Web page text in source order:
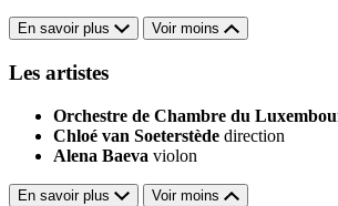
En savoir plus Voir moins
Les artistes
Orchestre de Chambre du
Chloé van Soeterstède direction
Alena Baeva violon
En savoir plus Voir moins